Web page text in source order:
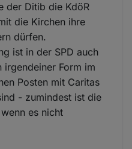
der Ditib die KdöR
die Kirchen ihre
dürfen.
ist in der SPD auch
irgendeiner Form im
Posten mit Caritas
- zumindest ist die
es nicht